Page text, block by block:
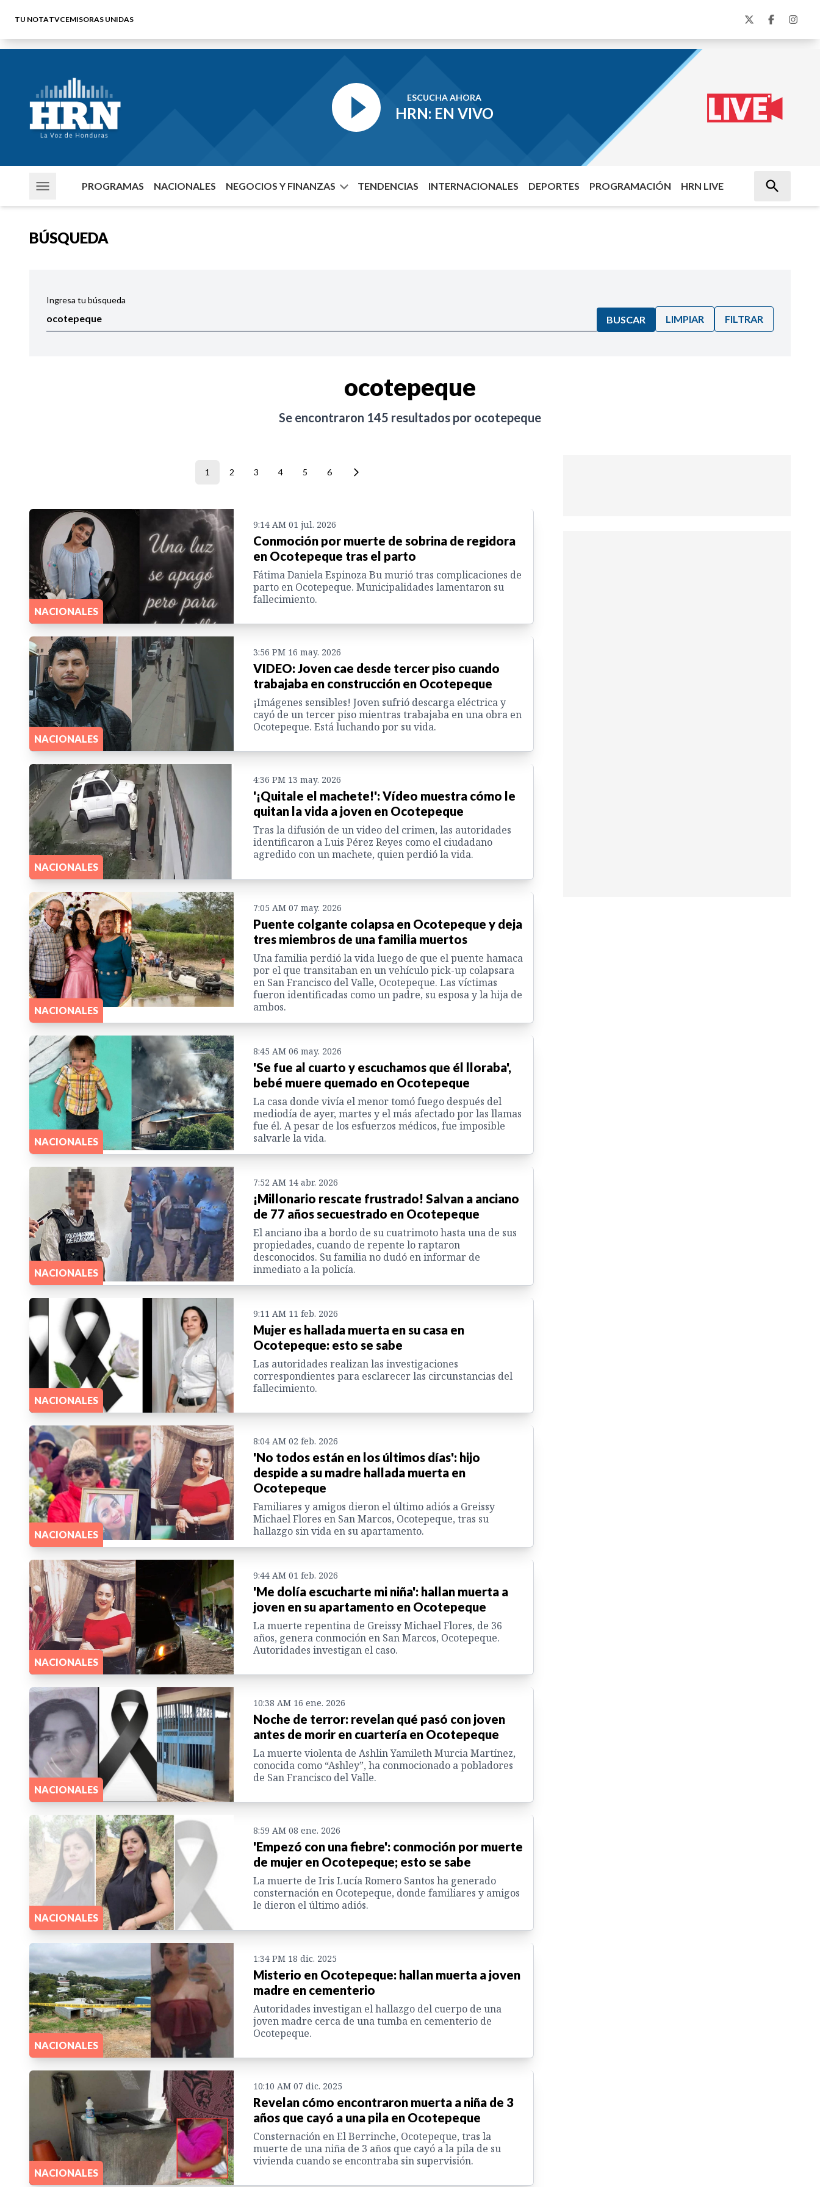
TU NOTATVCEMISORAS UNIDAS
ESCUCHA AHORA
HRN: EN VIVO
PROGRAMAS NACIONALES NEGOCIOS Y FINANZAS TENDENCIAS INTERNACIONALES DEPORTES PROGRAMACIÓN HRN LIVE
BÚSQUEDA
Ingresa tu búsqueda
BUSCAR LIMPIAR FILTRAR
ocotepeque
Se encontraron 145 resultados por ocotepeque
1 2 3 4 5 6
NACIONALES
9:14 AM 01 jul. 2026
Conmoción por muerte de sobrina de regidora
en Ocotepeque tras el parto
Fátima Daniela Espinoza Bu murió tras complicaciones de
parto en Ocotepeque. Municipalidades lamentaron su
fallecimiento.
NACIONALES
3:56 PM 16 may. 2026
VIDEO: Joven cae desde tercer piso cuando
trabajaba en construcción en Ocotepeque
¡Imágenes sensibles! Joven sufrió descarga eléctrica y
cayó de un tercer piso mientras trabajaba en una obra en
Ocotepeque. Está luchando por su vida.
NACIONALES
4:36 PM 13 may. 2026
'¡Quitale el machete!': Vídeo muestra cómo le
quitan la vida a joven en Ocotepeque
Tras la difusión de un video del crimen, las autoridades
identificaron a Luis Pérez Reyes como el ciudadano
agredido con un machete, quien perdió la vida.
NACIONALES
7:05 AM 07 may. 2026
Puente colgante colapsa en Ocotepeque y deja
tres miembros de una familia muertos
Una familia perdió la vida luego de que el puente hamaca
por el que transitaban en un vehículo pick-up colapsara
en San Francisco del Valle, Ocotepeque. Las víctimas
fueron identificadas como un padre, su esposa y la hija de
ambos.
NACIONALES
8:45 AM 06 may. 2026
'Se fue al cuarto y escuchamos que él lloraba',
bebé muere quemado en Ocotepeque
La casa donde vivía el menor tomó fuego después del
mediodía de ayer, martes y el más afectado por las llamas
fue él. A pesar de los esfuerzos médicos, fue imposible
salvarle la vida.
NACIONALES
7:52 AM 14 abr. 2026
¡Millonario rescate frustrado! Salvan a anciano
de 77 años secuestrado en Ocotepeque
El anciano iba a bordo de su cuatrimoto hasta una de sus
propiedades, cuando de repente lo raptaron
desconocidos. Su familia no dudó en informar de
inmediato a la policía.
NACIONALES
9:11 AM 11 feb. 2026
Mujer es hallada muerta en su casa en
Ocotepeque: esto se sabe
Las autoridades realizan las investigaciones
correspondientes para esclarecer las circunstancias del
fallecimiento.
NACIONALES
8:04 AM 02 feb. 2026
'No todos están en los últimos días': hijo
despide a su madre hallada muerta en
Ocotepeque
Familiares y amigos dieron el último adiós a Greissy
Michael Flores en San Marcos, Ocotepeque, tras su
hallazgo sin vida en su apartamento.
NACIONALES
9:44 AM 01 feb. 2026
'Me dolía escucharte mi niña': hallan muerta a
joven en su apartamento en Ocotepeque
La muerte repentina de Greissy Michael Flores, de 36
años, genera conmoción en San Marcos, Ocotepeque.
Autoridades investigan el caso.
NACIONALES
10:38 AM 16 ene. 2026
Noche de terror: revelan qué pasó con joven
antes de morir en cuartería en Ocotepeque
La muerte violenta de Ashlin Yamileth Murcia Martínez,
conocida como “Ashley”, ha conmocionado a pobladores
de San Francisco del Valle.
NACIONALES
8:59 AM 08 ene. 2026
'Empezó con una fiebre': conmoción por muerte
de mujer en Ocotepeque; esto se sabe
La muerte de Iris Lucía Romero Santos ha generado
consternación en Ocotepeque, donde familiares y amigos
le dieron el último adiós.
NACIONALES
1:34 PM 18 dic. 2025
Misterio en Ocotepeque: hallan muerta a joven
madre en cementerio
Autoridades investigan el hallazgo del cuerpo de una
joven madre cerca de una tumba en cementerio de
Ocotepeque.
NACIONALES
10:10 AM 07 dic. 2025
Revelan cómo encontraron muerta a niña de 3
años que cayó a una pila en Ocotepeque
Consternación en El Berrinche, Ocotepeque, tras la
muerte de una niña de 3 años que cayó a la pila de su
vivienda cuando se encontraba sin supervisión.